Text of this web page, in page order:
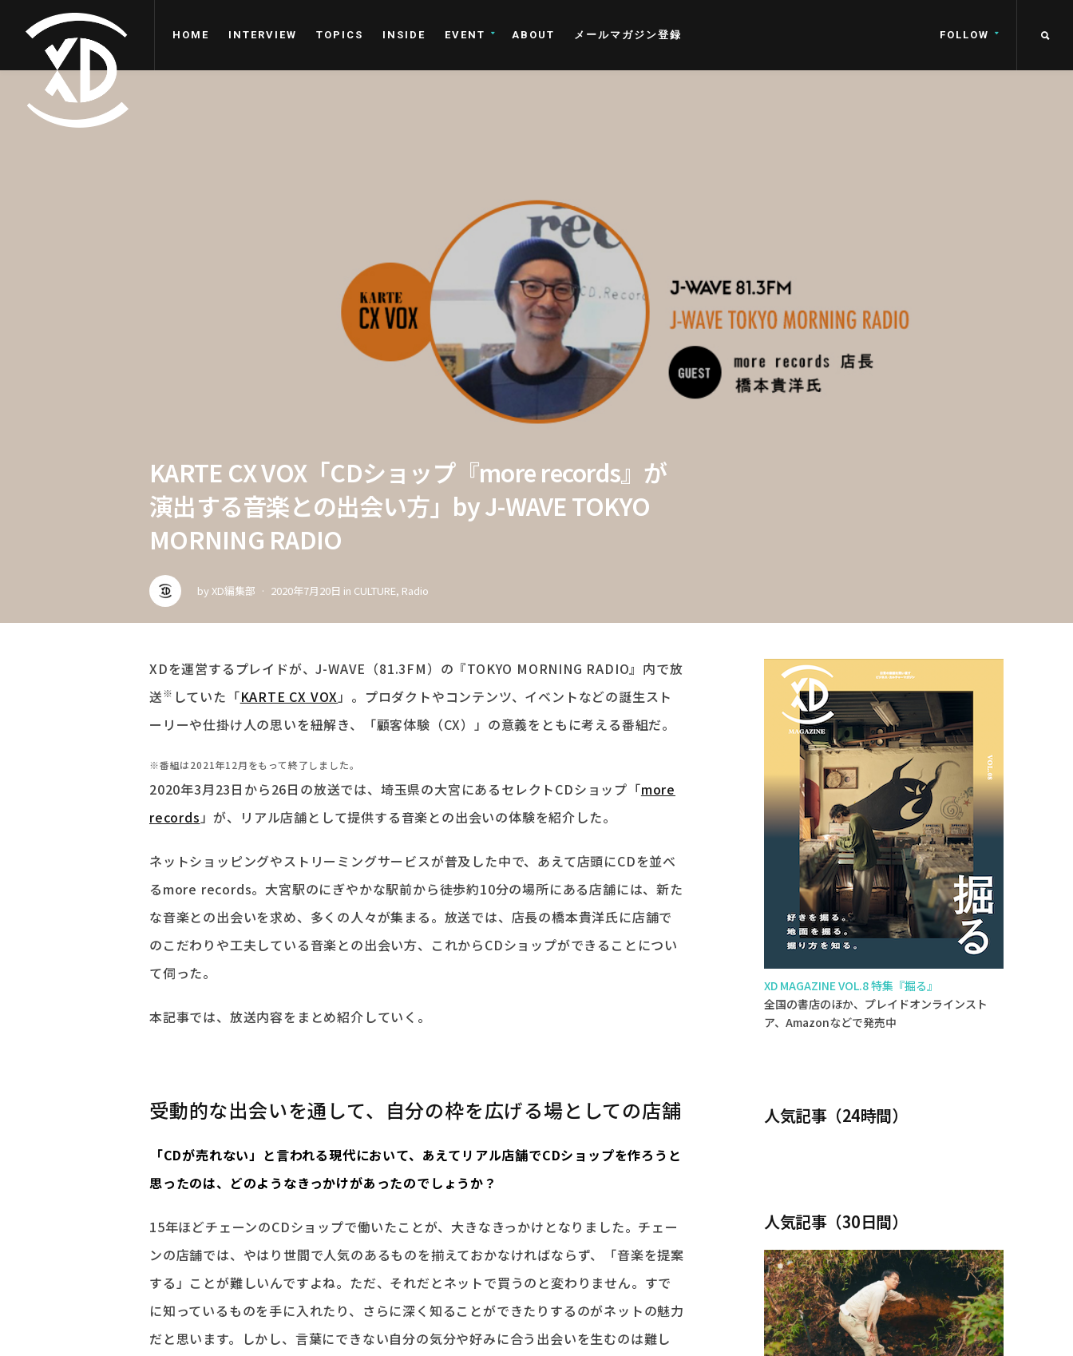
HOME INTERVIEW TOPICS INSIDE EVENT ABOUT メールマガジン登録 FOLLOW
KARTE CX VOX「CDショップ『more records』が
演出する音楽との出会い方」by J-WAVE TOKYO
MORNING RADIO
byXD編集部 2020年7月20日 in CULTURE, Radio
XDを運営するプレイドが、J-WAVE（81.3FM）の『TOKYO MORNING RADIO』内で放
送※ していた「KARTE CX VOX」。プロダクトやコンテンツ、イベントなどの誕生スト
ーリーや仕掛け人の思いを紐解き、「顧客体験（CX）」の意義をともに考える番組だ。
※番組は2021年12月をもって終了しました。
2020年3月23日から26日の放送では、埼玉県の大宮にあるセレクトCDショップ「more
records」が、リアル店舗として提供する音楽との出会いの体験を紹介した。
ネットショッピングやストリーミングサービスが普及した中で、あえて店頭にCDを並べ
るmore records。大宮駅のにぎやかな駅前から徒歩約10分の場所にある店舗には、新た
な音楽との出会いを求め、多くの人々が集まる。放送では、店長の橋本貴洋氏に店舗で
のこだわりや工夫している音楽との出会い方、これからCDショップができることについ
て伺った。
本記事では、放送内容をまとめ紹介していく。
受動的な出会いを通して、自分の枠を広げる場としての店舗
――「CDが売れない」と言われる現代において、あえてリアル店舗でCDショップを作ろうと
思ったのは、どのようなきっかけがあったのでしょうか？
15年ほどチェーンのCDショップで働いたことが、大きなきっかけとなりました。チェー
ンの店舗では、やはり世間で人気のあるものを揃えておかなければならず、「音楽を提案
する」ことが難しいんですよね。ただ、それだとネットで買うのと変わりません。すで
に知っているものを手に入れたり、さらに深く知ることができたりするのがネットの魅力
だと思います。しかし、言葉にできない自分の気分や好みに合う出会いを生むのは難し
XD MAGAZINE VOL.8 特集『掘る』
全国の書店のほか、プレイドオンラインスト
ア、Amazonなどで発売中
人気記事（24時間）
人気記事（30日間）